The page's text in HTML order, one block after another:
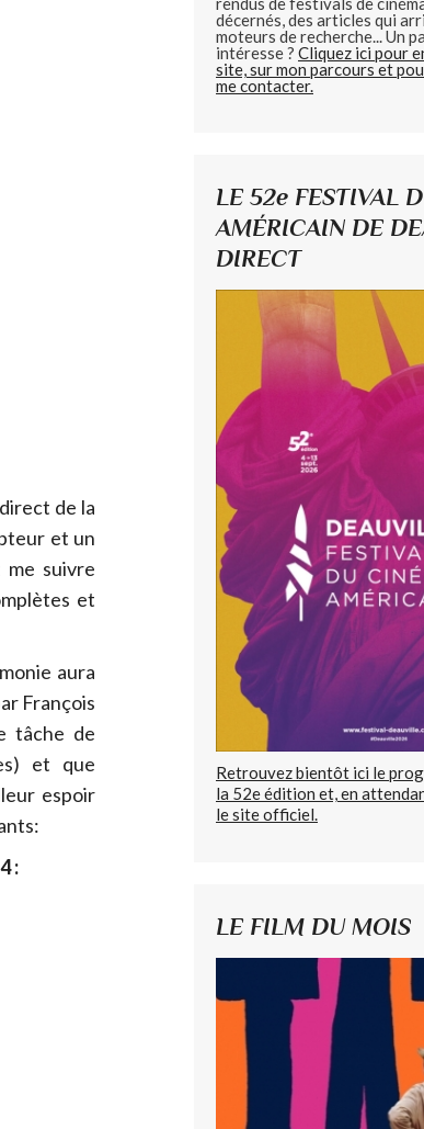
de la
et un
me suivre
et
aura
François
tâche de
et que
espoir
:
décernés, des articles qui
moteurs de recherche... Un
intéresse ? Cliquez ici pour
site, sur mon parcours et
me contacter.
LE 52e FESTIVAL
AMÉRICAIN DE
DIRECT
Retrouvez bientôt ici le
la 52e édition et, en
le site officiel.
LE FILM DU MOIS